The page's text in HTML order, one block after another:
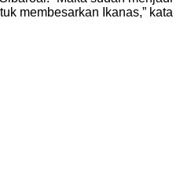
membesarkan Ikanas,” kata